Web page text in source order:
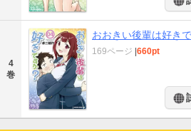
4
巻
おおきい後輩は好き
169ページ |660pt